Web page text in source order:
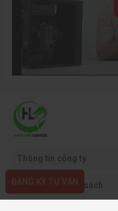
Thông tin công ty
Quy định & chính sách